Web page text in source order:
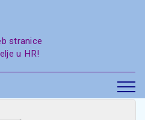
stranice
u HR!